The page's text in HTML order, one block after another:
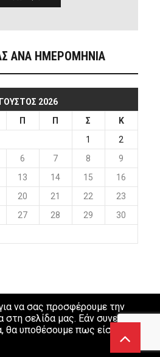
ΑΝΑ ΗΜΕΡΟΜΗΝΙΑ
2026
Π Π Σ
Κ
1
2
6 7 8
9
13 14 15
16
20 21 22
23
27 28 29
30
να σας προσφέρουμε την
στη σελίδα μας. Εάν συνεχίσετε να
θα υποθέσουμε πως είστε